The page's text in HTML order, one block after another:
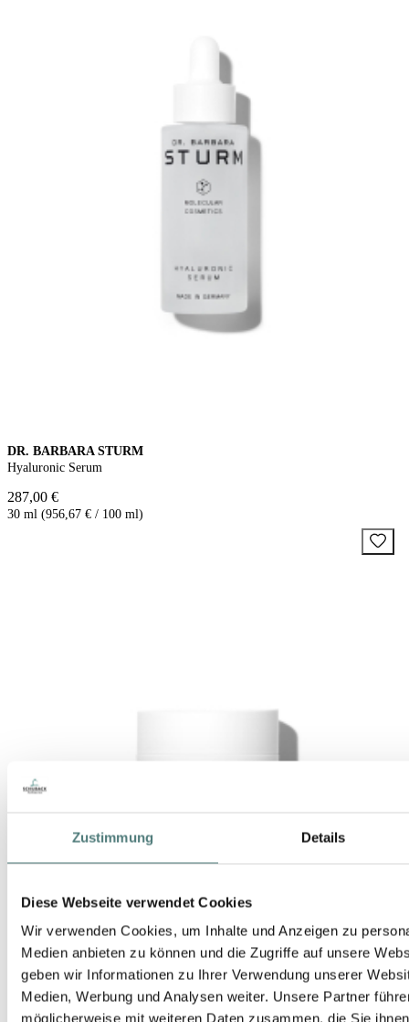
Zustimmung Details
Diese Webseite verwendet Cookies
Wir verwenden Cookies, um Inhalte und Anzeigen zu
Medien anbieten zu können und die Zugriffe auf unsere
geben wir Informationen zu Ihrer Verwendung unserer
Medien, Werbung und Analysen weiter. Unsere Partner
möglicherweise mit weiteren Daten zusammen, die Sie
DR. BARBARA STURM
Hyaluronic Serum
287,00 €
30 ml (956,67 € / 100 ml)